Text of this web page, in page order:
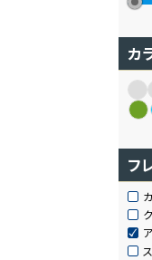
カ
フ